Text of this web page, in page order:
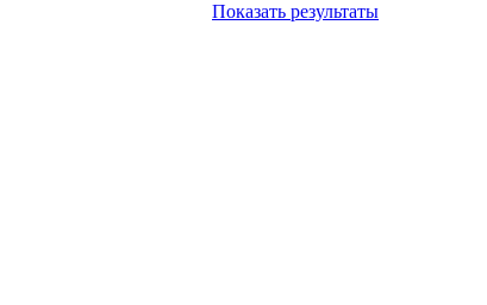
Показать результаты